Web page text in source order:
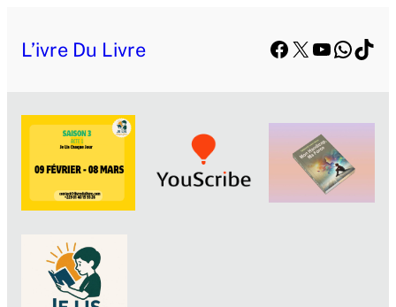
L’ivre Du Livre Facebook
X YouTube